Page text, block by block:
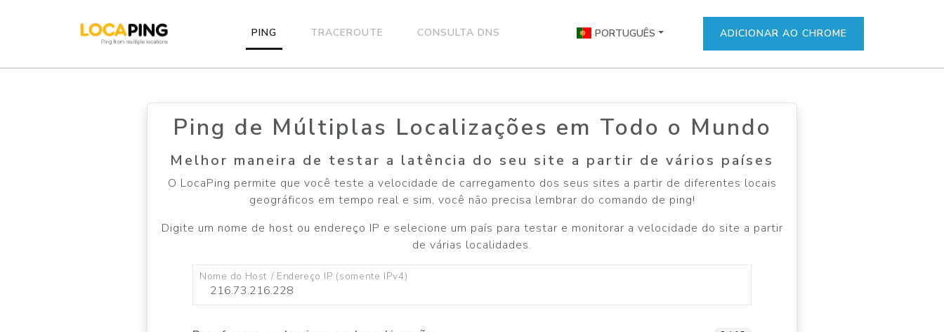
PING TRACEROUTE CONSULTA DNS PORTUGUÊS ADICIONAR AO CHROME
Ping de Múltiplas Localizações em Todo o Mundo
Melhor maneira de testar a latência do seu site a partir de vários países
O LocaPing permite que você teste a velocidade de carregamento dos seus sites a partir de diferentes locais
geográficos em tempo real e sim, você não precisa lembrar do comando de ping!
Digite um nome de host ou endereço IP e selecione um país para testar e monitorar a velocidade do site a partir
de várias localidades.
Nome do Host / Endereço IP (somente IPv4)